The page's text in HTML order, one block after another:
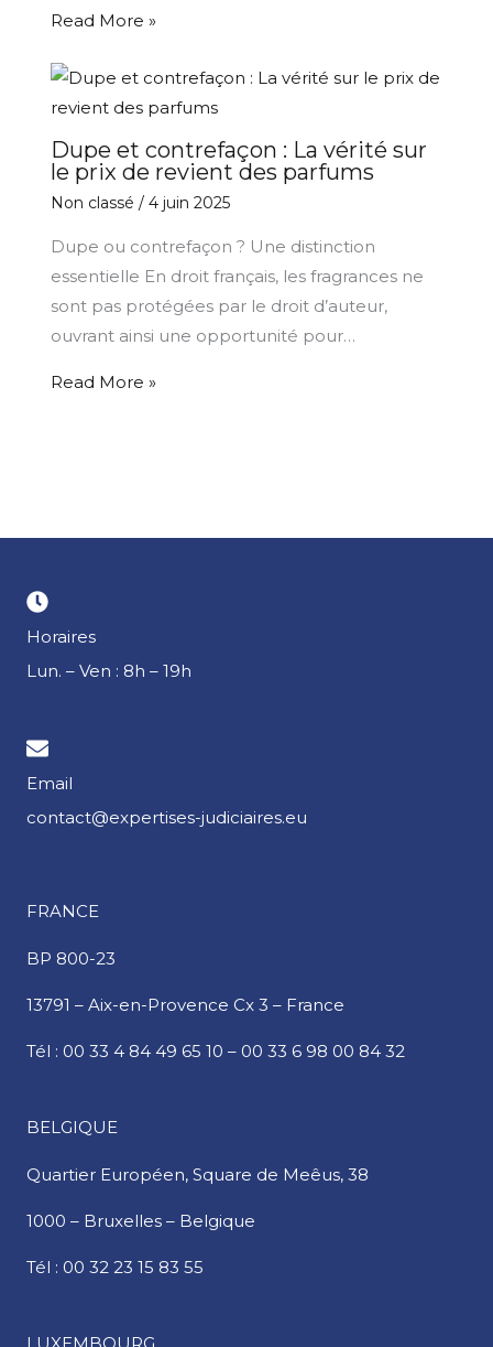
Read More »
Dupe et contrefaçon : La vérité sur
le prix de revient des parfums
Non classé / 4 juin 2025
Dupe ou contrefaçon ? Une distinction
essentielle En droit français, les fragrances ne
sont pas protégées par le droit d’auteur,
ouvrant ainsi une opportunité pour…
Read More »
Horaires
Lun. – Ven : 8h – 19h
Email
contact@expertises-judiciaires.eu
FRANCE
BP 800-23
13791 – Aix-en-Provence Cx 3 – France
Tél : 00 33 4 84 49 65 10 – 00 33 6 98 00 84 32
BELGIQUE
Quartier Européen, Square de Meêus, 38
1000 – Bruxelles – Belgique
Tél : 00 32 23 15 83 55